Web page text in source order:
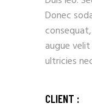
Donec
augue
ultricies
CLIENT :